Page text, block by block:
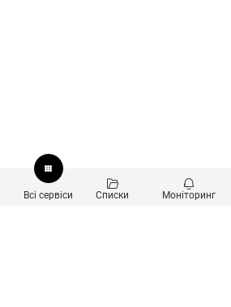
Всі сервіси Списки Моніторинг